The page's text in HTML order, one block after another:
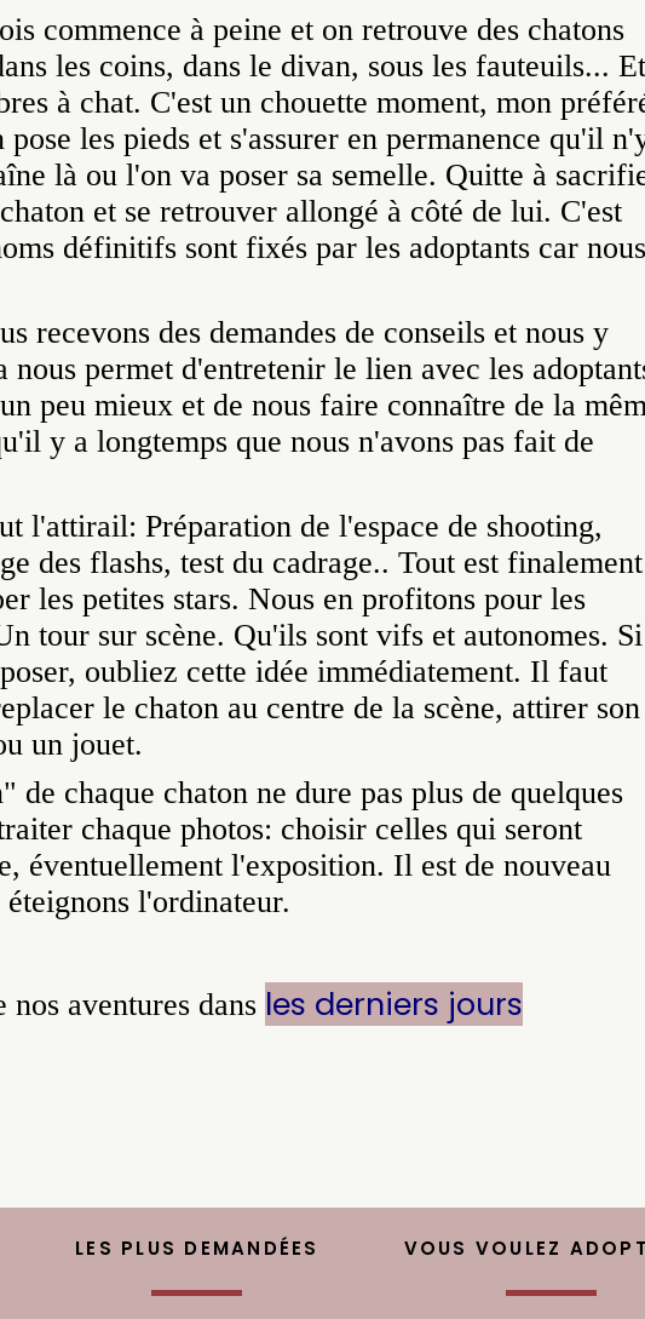
commence à peine et on retrouve des chatons
les coins, dans le divan, sous les fauteuils... Et
à chat. C'est un chouette moment, mon
les pieds et s'assurer en permanence qu'il
là ou l'on va poser sa semelle. Quitte à
et se retrouver allongé à côté de lui. C'est
définitifs sont fixés par les adoptants car nous
recevons des demandes de conseils et nous y
nous permet d'entretenir le lien avec les
peu mieux et de nous faire connaître de la
y a longtemps que nous n'avons pas fait de
l'attirail: Préparation de l'espace de shooting,
des flashs, test du cadrage.. Tout est finalement
les petites stars. Nous en profitons pour les
tour sur scène. Qu'ils sont vifs et autonomes. Si
oubliez cette idée immédiatement. Il faut
le chaton au centre de la scène, attirer son
un jouet.
de chaque chaton ne dure pas plus de quelques
chaque photos: choisir celles qui seront
éventuellement l'exposition. Il est de nouveau
l'ordinateur.
aventures dans les derniers jours
LES PLUS DEMANDÉES VOUS VOULEZ